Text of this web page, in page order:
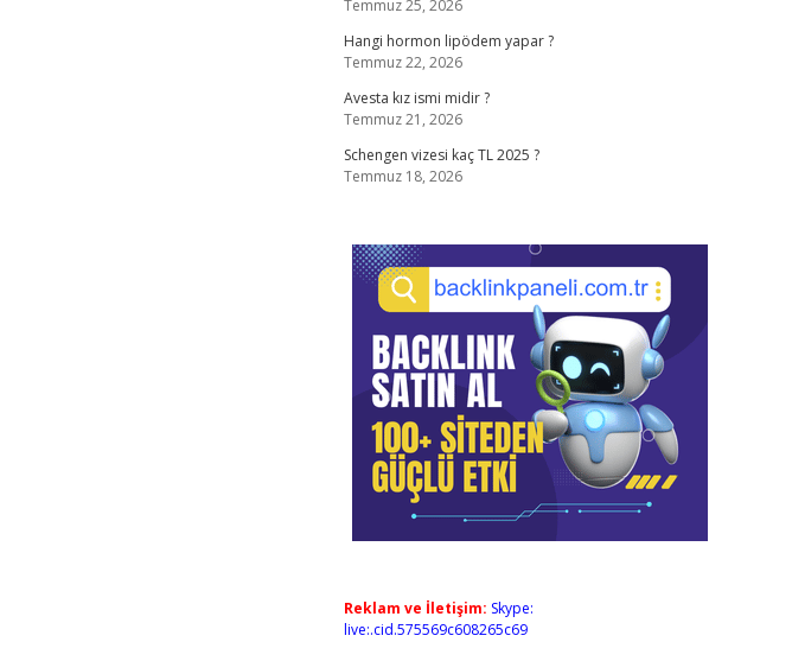
Temmuz 25, 2026
Hangi hormon lipödem yapar ?
Temmuz 22, 2026
Avesta kız ismi midir ?
Temmuz 21, 2026
Schengen vizesi kaç TL 2025 ?
Temmuz 18, 2026
Reklam ve İletişim: Skype:
live:.cid.575569c608265c69